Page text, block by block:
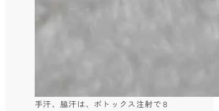
手汗、脇汗は、ボトックス注射で８